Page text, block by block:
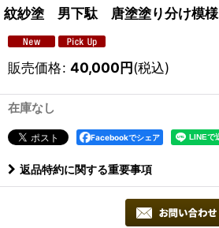
紋紗塗 男下駄 唐塗塗り分け模様
販売価格: 40,000円(税込)
在庫なし
Facebookでシェア
返品特約に関する重要事項